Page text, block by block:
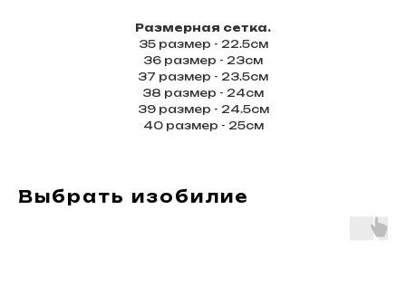
Размерная сетка.
35 размер - 22.5см
36 размер - 23см
37 размер - 23.5см
38 размер - 24см
39 размер - 24.5см
40 размер - 25см
Выбрать изобилие